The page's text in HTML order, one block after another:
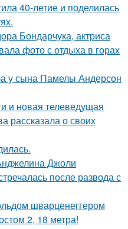
40-летие и поделилась
Бондарчука, актриса
фото с отдыха в горах
у сына Памелы Андерсон
и новая телеведущая
рассказала о своих
Джоли
после развода с
шварценеггером
2, 18 метра!